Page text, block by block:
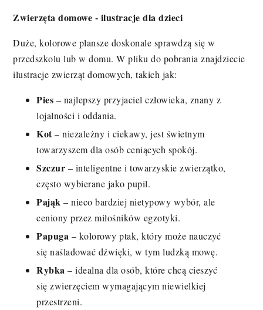
Zwierzęta domowe - ilustracje dla dzieci
Duże, kolorowe plansze doskonale sprawdzą się w
przedszkolu lub w domu. W pliku do pobrania znajdziecie
ilustracje zwierząt domowych, takich jak:
Pies – najlepszy przyjaciel człowieka, znany z
lojalności i oddania.
Kot– niezależny i ciekawy, jest świetnym
towarzyszem dla osób ceniących spokój.
Szczur – inteligentne i towarzyskie zwierzątko,
często wybierane jako pupil.
Pająk – nieco bardziej nietypowy wybór, ale
ceniony przez miłośników egzotyki.
Papuga – kolorowy ptak, który może nauczyć
się naśladować dźwięki, w tym ludzką mowę.
Rybka – idealna dla osób, które chcą cieszyć
się zwierzęciem wymagającym niewielkiej
przestrzeni.